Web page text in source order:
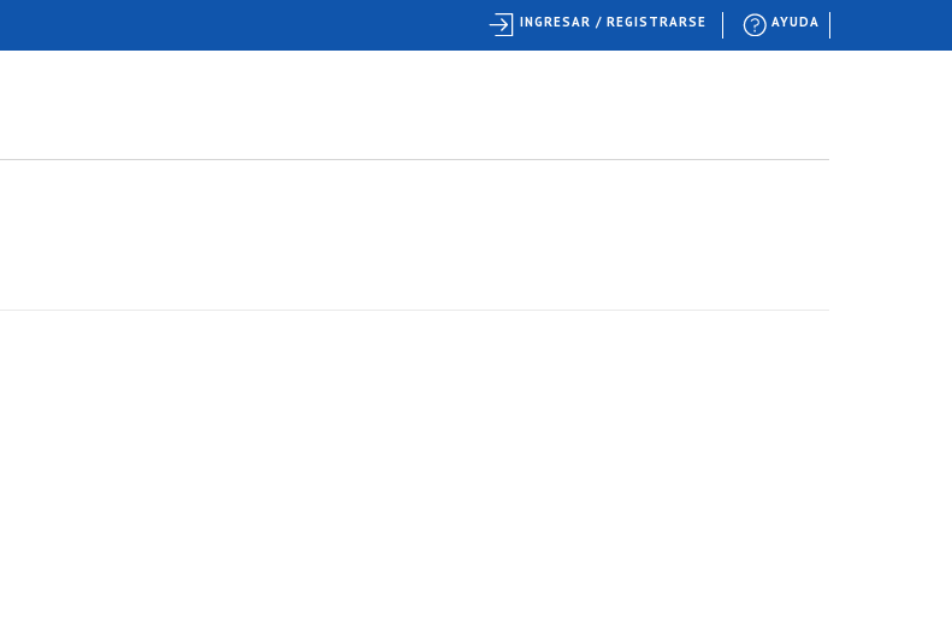
AYUDA
INGRESAR / REGISTRARSE